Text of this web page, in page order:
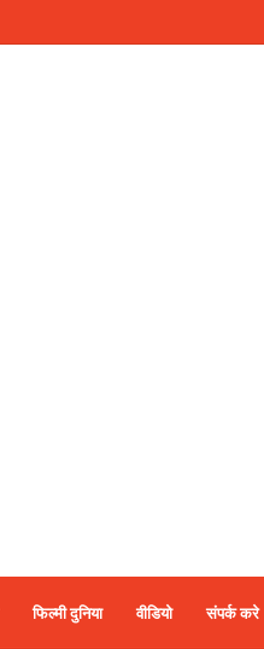
फिल्मी दुनिया वीडियो संपर्क करे